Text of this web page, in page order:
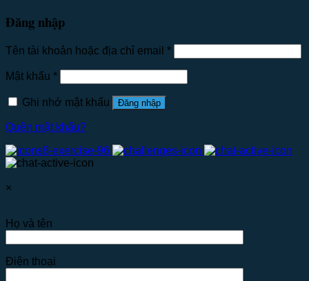
Đăng nhập
Tên tài khoản hoặc địa chỉ email *
Mật khẩu *
Ghi nhớ mật khẩu Đăng nhập
Quên mật khẩu?
×
Họ và tên
Điện thoại